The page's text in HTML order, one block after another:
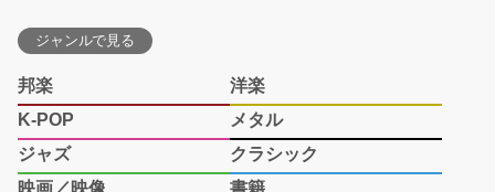
ジャンルで見る
邦楽
洋楽
K-POP
メタル
ジャズ
クラシック
映画／映像
書籍